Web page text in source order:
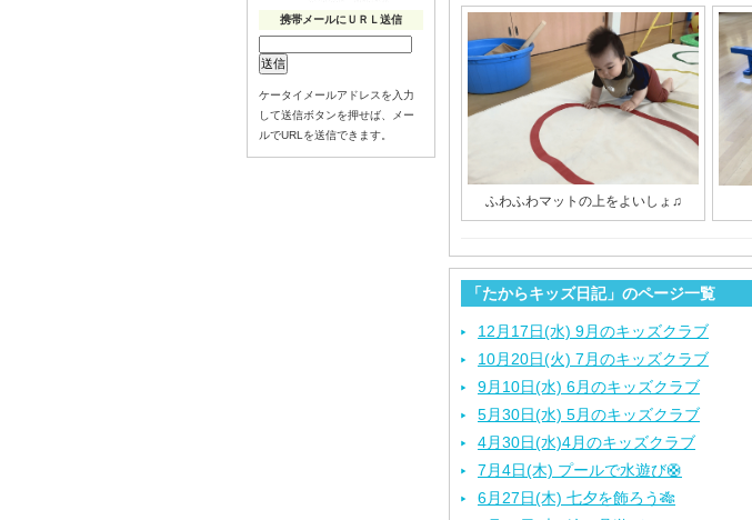
ふわふわマットの上をよいしょ♫
「たからキッズ日記」のページ一覧
12月17日(水) 9月のキッズクラブ
10月20日(火) 7月のキッズクラブ
9月10日(水) 6月のキッズクラブ
5月30日(水) 5月のキッズクラブ
4月30日(水)4月のキッズクラブ
7月4日(木) プールで水遊び🛟
6月27日(木) 七夕を飾ろう🎋
携帯メールにＵＲＬ送信
ケータイメールアドレスを入力
して送信ボタンを押せば、メー
ルでURLを送信できます。